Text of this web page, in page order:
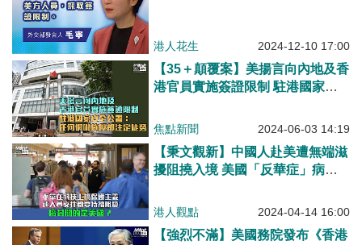
港人花生 2024-12-10 17:00
【35＋顛覆案】美揚言向內地及香
港官員實施簽證限制 駐港國家安
焦點新聞 2024-06-03 14:19
【秉文觀新】中國人赴美遭無端滋
擾阻撓入境 美國「反華症」病入
港人觀點 2024-04-14 16:00
【強烈不滿】美國務院發布《香港